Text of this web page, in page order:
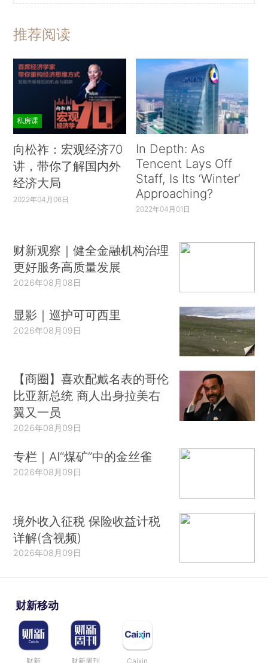
推荐阅读
私房课
向松祚：宏观经济70
讲，带你了解国内外
经济大局
2022年04月06日
In Depth: As
Tencent Lays Off
Staff, Is Its ‘Winter’
Approaching?
2022年04月01日
财新观察｜健全金融机构治理
更好服务高质量发展
2026年08月08日
显影｜巡护可可西里
2026年08月09日
【商圈】喜欢配戴名表的哥伦
比亚新总统 商人出身拉美右
翼又一员
2026年08月09日
专栏｜AI“煤矿”中的金丝雀
2026年08月09日
境外收入征税 保险收益计税
详解(含视频)
2026年08月09日
财新移动
财新 财新周刊 Caixin